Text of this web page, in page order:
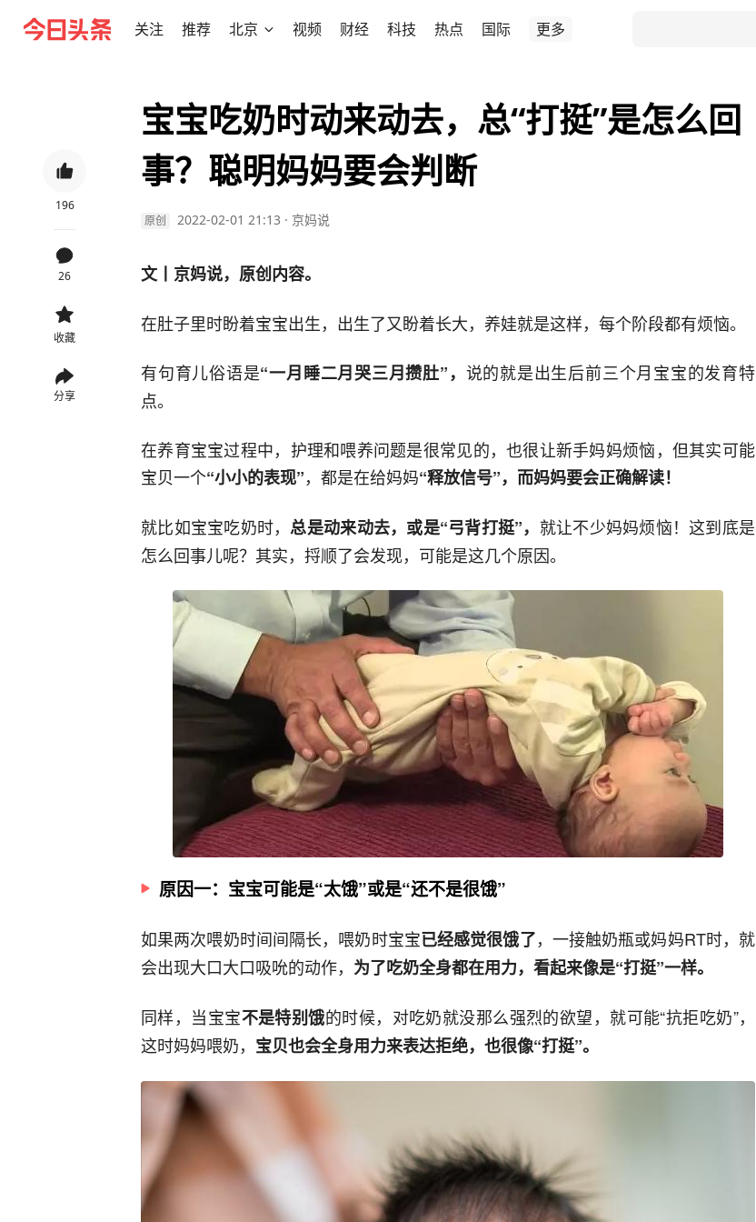
关注 推荐 北京 视频 财经 科技 热点 国际 更多
196
26
收藏
分享
宝宝吃奶时动来动去，总“打挺”是怎么回
事？聪明妈妈要会判断
原创 2022-02-01 21:13 · 京妈说
文丨京妈说，原创内容。
在肚子里时盼着宝宝出生，出生了又盼着长大，养娃就是这样，每个阶段都有烦恼。
有句育儿俗语是“一月睡二月哭三月攒肚”， 说的就是出生后前三个月宝宝的发育特
点。
在养育宝宝过程中，护理和喂养问题是很常见的，也很让新手妈妈烦恼，但其实可能
宝贝一个“小小的表现”，都是在给妈妈“释放信号”，而妈妈要会正确解读！
就比如宝宝吃奶时， 总是动来动去，或是“弓背打挺”， 就让不少妈妈烦恼！这到底是
怎么回事儿呢？其实，捋顺了会发现，可能是这几个原因。
原因一：宝宝可能是“太饿”或是“还不是很饿”
如果两次喂奶时间间隔长，喂奶时宝宝已经感觉很饿了，一接触奶瓶或妈妈RT时，就
会出现大口大口吸吮的动作， 为了吃奶全身都在用力，看起来像是“打挺”一样。
同样，当宝宝不是特别饿的时候，对吃奶就没那么强烈的欲望，就可能“抗拒吃奶”，
这时妈妈喂奶， 宝贝也会全身用力来表达拒绝，也很像“打挺”。